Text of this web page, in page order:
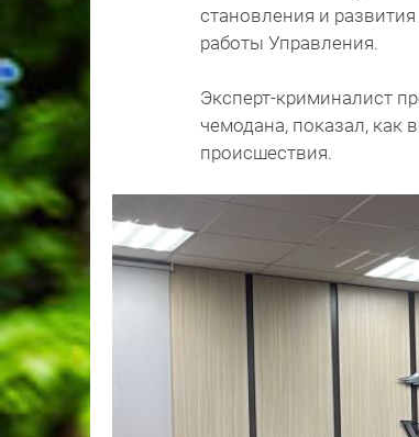
становления и
работы Управления.
Эксперт-криминалист
чемодана, показал, как
происшествия.